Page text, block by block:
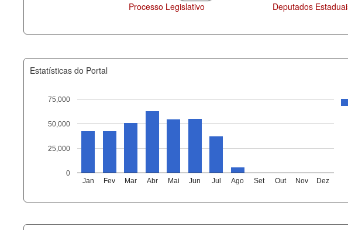
Processo Legislativo Deputados Estaduais
Estatísticas do Portal
Jan Fev Mar Abr Mai Jun Jul Ago Set Out Nov Dez
0
25,000
50,000
75,000
documento_andamento_atual.xml
07-08-2026
agenda_eventos.xml
07-08-2026